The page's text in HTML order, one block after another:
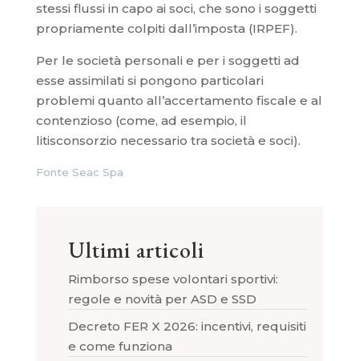
stessi flussi in capo ai soci, che sono i soggetti
propriamente colpiti dall’imposta (IRPEF).
Per le società personali e per i soggetti ad
esse assimilati si pongono particolari
problemi quanto all’accertamento fiscale e al
contenzioso (come, ad esempio, il
litisconsorzio necessario tra società e soci).
Fonte Seac Spa
Ultimi articoli
Rimborso spese volontari sportivi:
regole e novità per ASD e SSD
Decreto FER X 2026: incentivi, requisiti
e come funziona